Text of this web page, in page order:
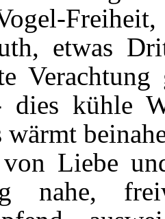
etwas
dies kühle
wärmt
von Liebe
nahe,